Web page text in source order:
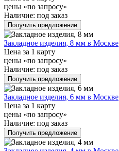
цены «по запросу»
Наличие: под заказ
Получить предложение
Закладное изделия, 8 мм в Москве
Цена за 1 карту
цены «по запросу»
Наличие: под заказ
Получить предложение
Закладное изделия, 6 мм в Москве
Цена за 1 карту
цены «по запросу»
Наличие: под заказ
Получить предложение